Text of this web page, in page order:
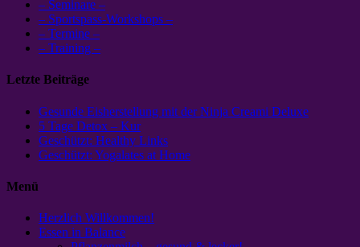
– Seminare –
– Sportspass-Workshops –
– Termine –
– Training –
Letzte Beiträge
Gesunde Eisherstellung mit der Ninja Creami Deluxe
5 Tage Detox – Kur
Geschützt: Healthy Links
Geschützt: Yogalates at Home
Menü
Herzlich Willkommen!
Essen in Balance